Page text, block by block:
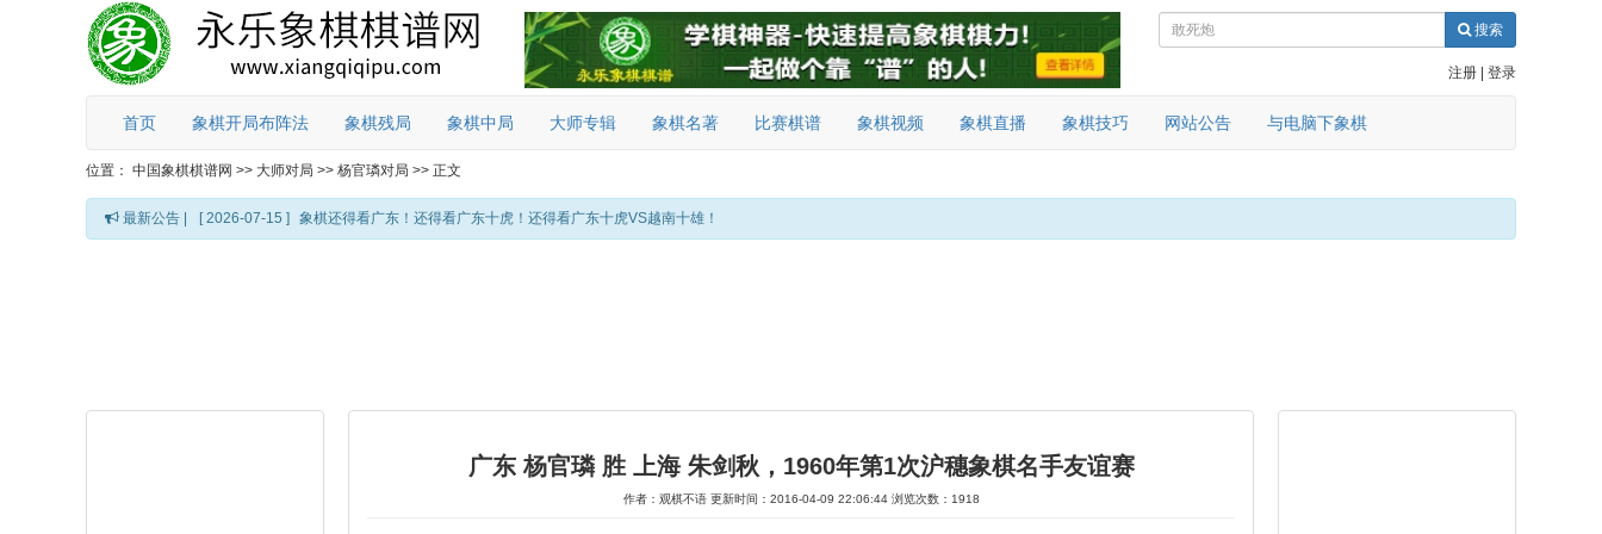
搜索
注册 登录
首页 象棋开局布阵法 象棋残局 象棋中局 大师专辑 象棋名著 比赛棋谱 象棋视频 象棋直播 象棋技巧 网站公告 与电脑下象棋
位置： 中国象棋棋谱网 >> 大师对局 >> 杨官璘对局 >> 正文
最新公告 | [ 2026-07-15 ] 象棋还得看广东！还得看广东十虎！还得看广东十虎VS越南十雄！
广东 杨官璘 胜 上海 朱剑秋，1960年第1次沪穗象棋名手友谊赛
作者：观棋不语 更新时间：2016-04-09 22:06:44 浏览次数：1918